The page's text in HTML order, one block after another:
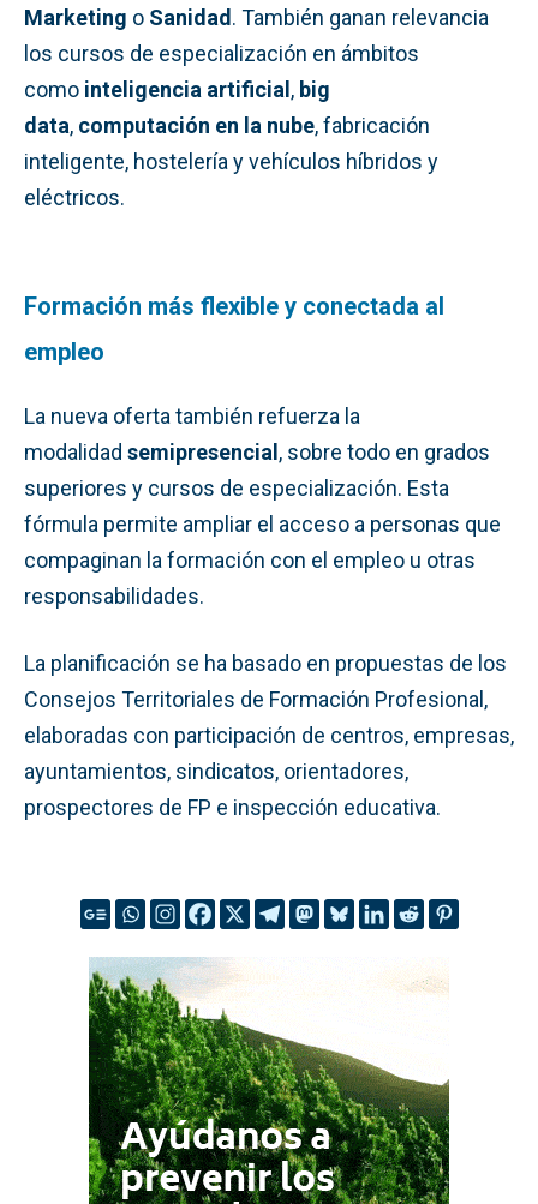
Marketing o Sanidad. También ganan relevancia
los cursos de especialización en ámbitos
como inteligencia artificial, big
data, computación en la nube, fabricación
inteligente, hostelería y vehículos híbridos y
eléctricos.
Formación más flexible y conectada al
empleo
La nueva oferta también refuerza la
modalidad semipresencial, sobre todo en grados
superiores y cursos de especialización. Esta
fórmula permite ampliar el acceso a personas que
compaginan la formación con el empleo u otras
responsabilidades.
La planificación se ha basado en propuestas de los
Consejos Territoriales de Formación Profesional,
elaboradas con participación de centros, empresas,
ayuntamientos, sindicatos, orientadores,
prospectores de FP e inspección educativa.